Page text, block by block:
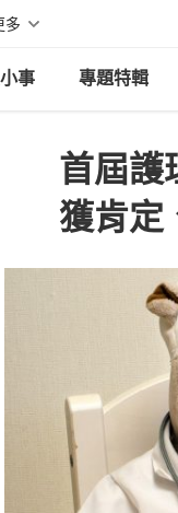
多
事 專題特輯
首屆護
獲肯定